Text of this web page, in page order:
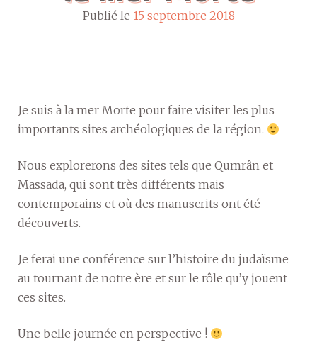
Publié le 15 septembre 2018
Je suis à la mer Morte pour faire visiter les plus
importants sites archéologiques de la région.
Nous explorerons des sites tels que Qumrân et
Massada, qui sont très différents mais
contemporains et où des manuscrits ont été
découverts.
Je ferai une conférence sur l’histoire du judaïsme
au tournant de notre ère et sur le rôle qu’y jouent
ces sites.
Une belle journée en perspective !